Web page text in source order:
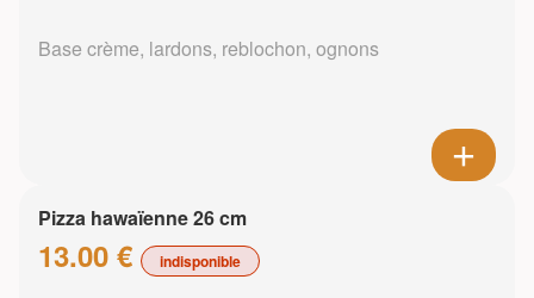
Base crème, lardons, reblochon, ognons
Pizza hawaïenne 26 cm
13.00 € indisponible